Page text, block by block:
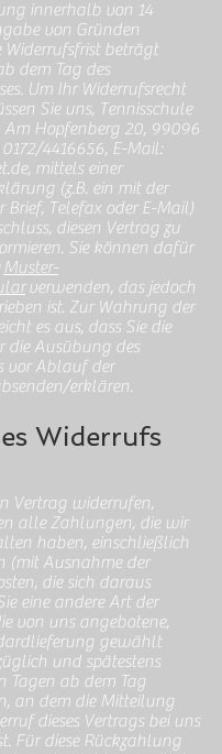
innerhalb von 14
von Gründen
Widerrufsfrist beträgt
dem Tag des
Um Ihr Widerrufsrecht
Sie uns, Tennisschule
Hopfenberg 20, 99096
4416656, E-Mail:
, mittels einer
(z.B. ein mit der
Brief, Telefax oder E-Mail)
diesen Vertrag zu
Sie können dafür
Muster-
verwenden, das jedoch
ist. Zur Wahrung der
es aus, dass Sie die
die Ausübung des
vor Ablauf der
erklären.
Widerrufs
Vertrag widerrufen,
alle Zahlungen, die wir
haben, einschließlich
(mit Ausnahme der
die sich daraus
eine andere Art der
von uns angebotene,
gewählt
und spätestens
Tagen ab dem Tag
an dem die Mitteilung
dieses Vertrags bei uns
Für diese Rückzahlung